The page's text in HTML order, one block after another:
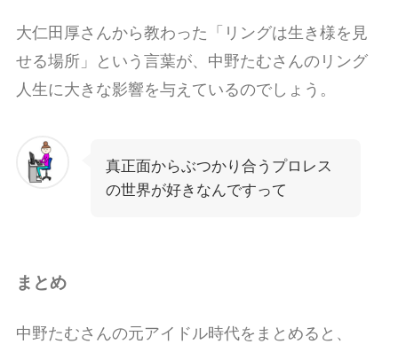
大仁田厚さんから教わった「リングは生き様を見
せる場所」という言葉が、中野たむさんのリング
人生に大きな影響を与えているのでしょう。
真正面からぶつかり合うプロレス
の世界が好きなんですって
まとめ
中野たむさんの元アイドル時代をまとめると、